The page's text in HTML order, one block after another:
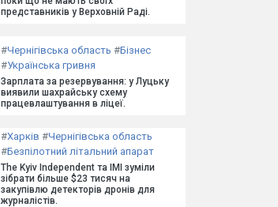
представників у Верховній Раді.
#Чернігівська область #Бізнес
#Українська гривня
Зарплата за резервування: у Луцьку
виявили шахрайську схему
працевлаштування в ліцеї.
#Харків #Чернігівська область
#Безпілотний літальний апарат
The Kyiv Independent та ІМІ зуміли
зібрати більше $23 тисяч на
закупівлю детекторів дронів для
журналістів.